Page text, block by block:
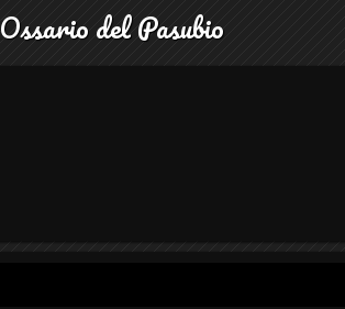
Ossario del Pasubio